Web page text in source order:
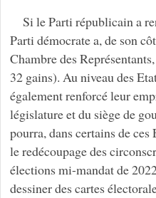
Si le Parti républicain a
Parti démocrate a, de son
Chambre des
32 gains). Au niveau des
également renforcé leur
législature et du siège de
pourra, dans certains de
le redécoupage des
élections mi-mandat de
dessiner des cartes